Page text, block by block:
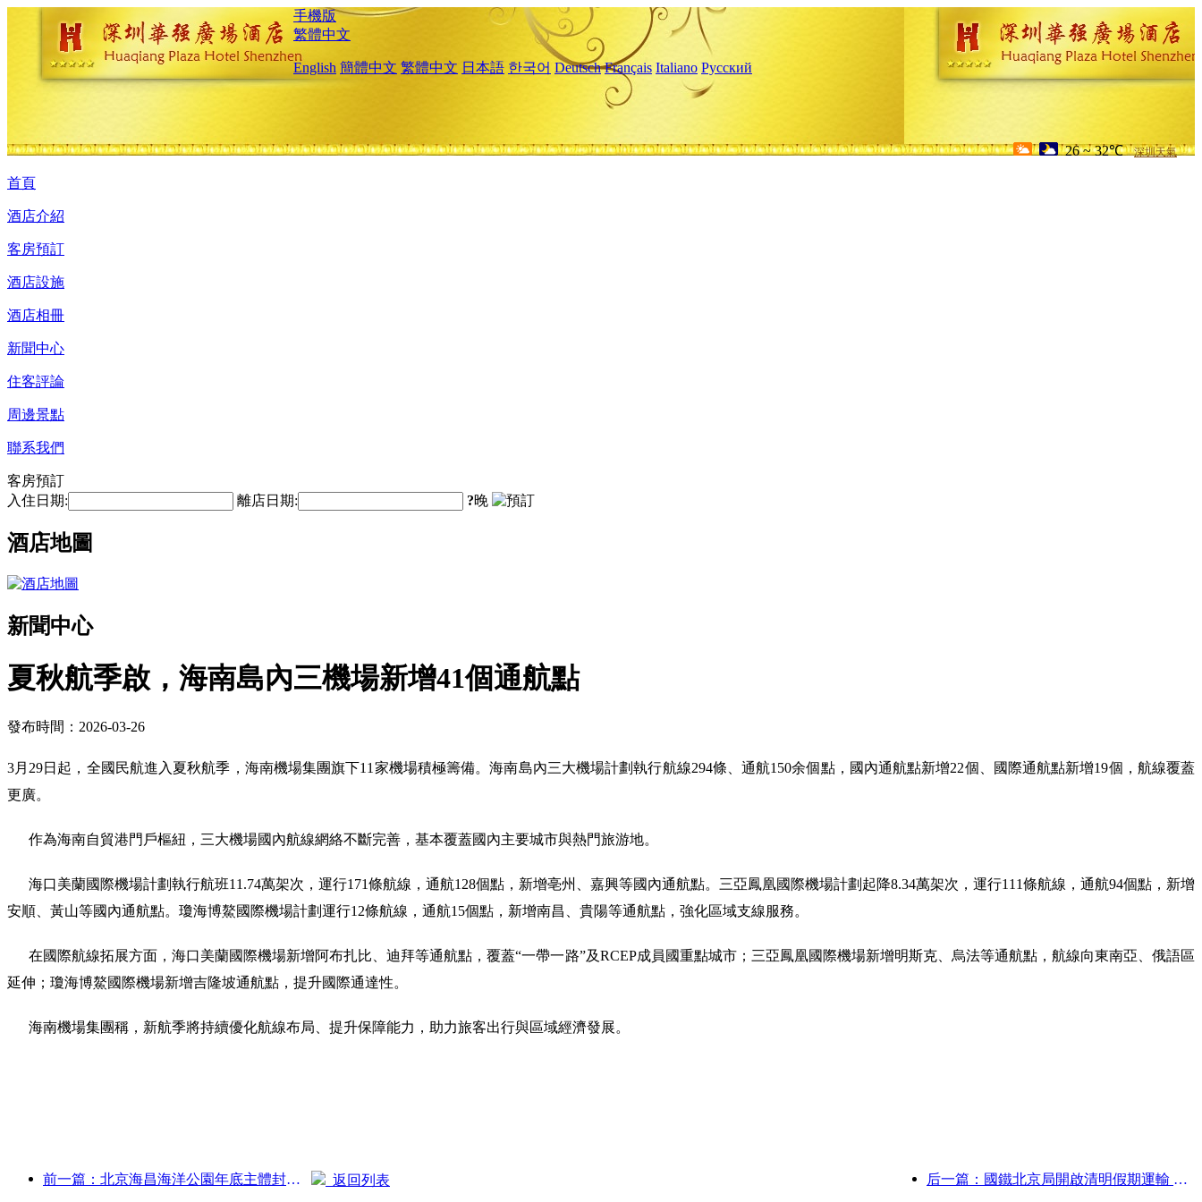
手機版
繁體中文
English 簡體中文 繁體中文 日本語 한국어 Deutsch Français Italiano Русский
26 ~ 32℃ 深圳天氣
首頁
酒店介紹
客房預訂
酒店設施
酒店相冊
新聞中心
住客評論
周邊景點
聯系我們
客房預訂
入住日期:
離店日期: ?晚
酒店地圖
新聞中心
夏秋航季啟，海南島內三機場新增41個通航點
發布時間：2026-03-26
3月29日起，全國民航進入夏秋航季，海南機場集團旗下11家機場積極籌備。海南島內三大機場計劃執行航線294條、通航150余個點，國內通航點新增22個、國際通航點新增19個，航線覆蓋
更廣。
作為海南自貿港門戶樞紐，三大機場國內航線網絡不斷完善，基本覆蓋國內主要城市與熱門旅游地。
海口美蘭國際機場計劃執行航班11.74萬架次，運行171條航線，通航128個點，新增亳州、嘉興等國內通航點。三亞鳳凰國際機場計劃起降8.34萬架次，運行111條航線，通航94個點，新增
安順、黃山等國內通航點。瓊海博鰲國際機場計劃運行12條航線，通航15個點，新增南昌、貴陽等通航點，強化區域支線服務。
在國際航線拓展方面，海口美蘭國際機場新增阿布扎比、迪拜等通航點，覆蓋“一帶一路”及RCEP成員國重點城市；三亞鳳凰國際機場新增明斯克、烏法等通航點，航線向東南亞、俄語區
延伸；瓊海博鰲國際機場新增吉隆坡通航點，提升國際通達性。
海南機場集團稱，新航季將持續優化航線布局、提升保障能力，助力旅客出行與區域經濟發展。
前一篇：北京海昌海洋公園年底主體封頂 預計2027年建成開放 后一篇：國鐵北京局開啟清明假期運輸 預計發送旅客737萬人次
返回列表